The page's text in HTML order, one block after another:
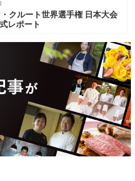
クルート世界選手権 日本大会
レポート